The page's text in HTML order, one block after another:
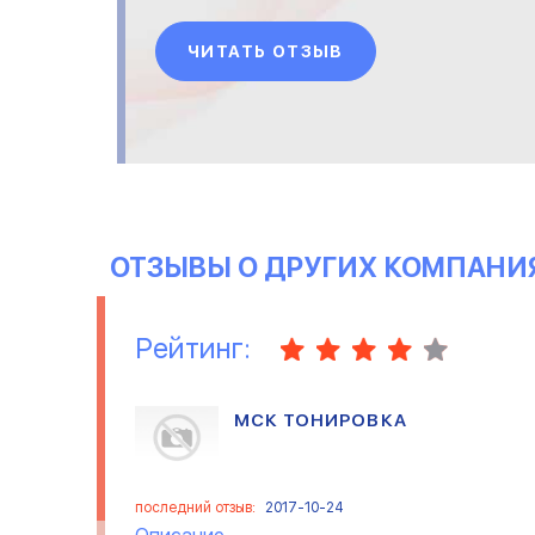
Потолков&raquo;. Все
сделали очень грамотно, на
объект в течение дня выехал
ЧИТАТЬ ОТЗЫВ
ОТЗЫВЫ О ДРУГИХ
Рейтинг:
МСК ТОНИРОВКА
последний отзыв: 2017-10-24